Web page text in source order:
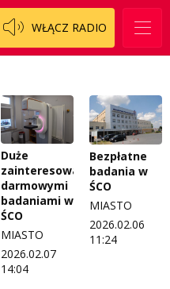
WŁĄCZ RADIO
Duże
zainteresowanie
darmowymi
badaniami w
ŚCO
MIASTO
2026.02.07
14:04
Bezpłatne
badania w
ŚCO
MIASTO
2026.02.06
11:24